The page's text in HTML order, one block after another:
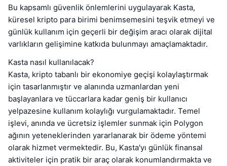
Bu kapsamlı güvenlik önlemlerini uygulayarak Kasta,
küresel kripto para birimi benimsemesini teşvik etmeyi ve
günlük kullanım için geçerli bir değişim aracı olarak dijital
varlıkların gelişimine katkıda bulunmayı amaçlamaktadır.
Kasta nasıl kullanılacak?
Kasta, kripto tabanlı bir ekonomiye geçişi kolaylaştırmak
için tasarlanmıştır ve alanında uzmanlardan yeni
başlayanlara ve tüccarlara kadar geniş bir kullanıcı
yelpazesine kullanım kolaylığı vurgulamaktadır. Temel
işlevi, anında ve ücretsiz işlemler sunmak için Polygon
ağının yeteneklerinden yararlanarak bir ödeme yöntemi
olarak hizmet vermektedir. Bu, Kasta'yı günlük finansal
aktiviteler için pratik bir araç olarak konumlandırmakta ve